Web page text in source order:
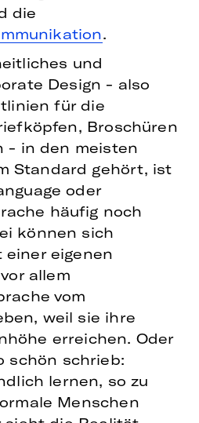
die
.
und
Design - also
für die
Broschüren
- in den meisten
Standard gehört, ist
oder
häufig noch
können sich
eigenen
allem
vom
weil sie ihre
erreichen. Oder
schön schrieb:
lernen, so zu
Menschen